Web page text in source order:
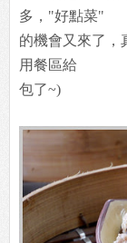
多，"好點菜"
的機會又來了，
用餐區給
包了~)